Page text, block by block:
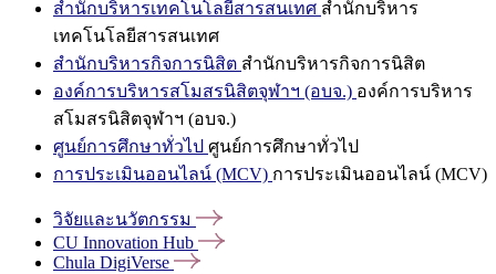
สำนักบริหารเทคโนโลยีสารสนเทศ สำนักบริหาร
เทคโนโลยีสารสนเทศ
สำนักบริหารกิจการนิสิต สำนักบริหารกิจการนิสิต
องค์การบริหารสโมสรนิสิตจุฬาฯ (อบจ.) องค์การบริหาร
สโมสรนิสิตจุฬาฯ (อบจ.)
ศูนย์การศึกษาทั่วไป ศูนย์การศึกษาทั่วไป
การประเมินออนไลน์ (MCV) การประเมินออนไลน์ (MCV)
วิจัยและนวัตกรรม
CU Innovation Hub
Chula DigiVerse